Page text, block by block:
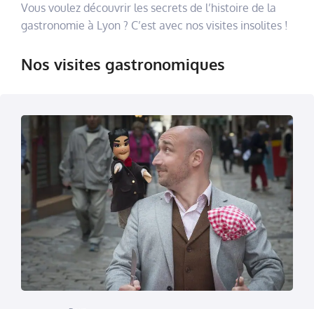
Vous voulez découvrir les secrets de l’histoire de la
gastronomie à Lyon ? C’est avec nos visites insolites !
Nos visites gastronomiques